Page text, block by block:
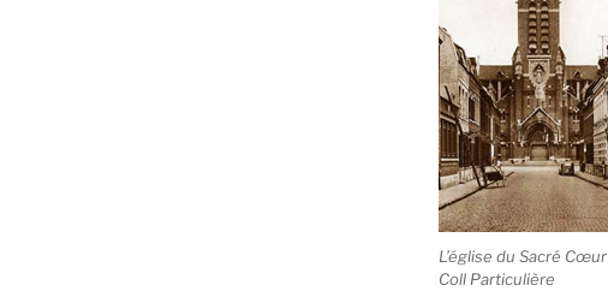
L’église du Sacré Cœur
Coll Particulière